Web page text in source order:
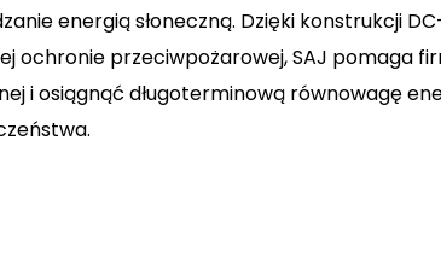
energią słoneczną. Dzięki konstrukcji
ochronie przeciwpożarowej, SAJ pomaga
i osiągnąć długoterminową równowagę